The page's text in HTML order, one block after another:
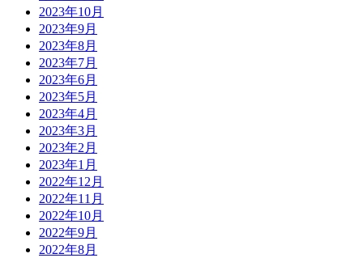
2023年10月
2023年9月
2023年8月
2023年7月
2023年6月
2023年5月
2023年4月
2023年3月
2023年2月
2023年1月
2022年12月
2022年11月
2022年10月
2022年9月
2022年8月